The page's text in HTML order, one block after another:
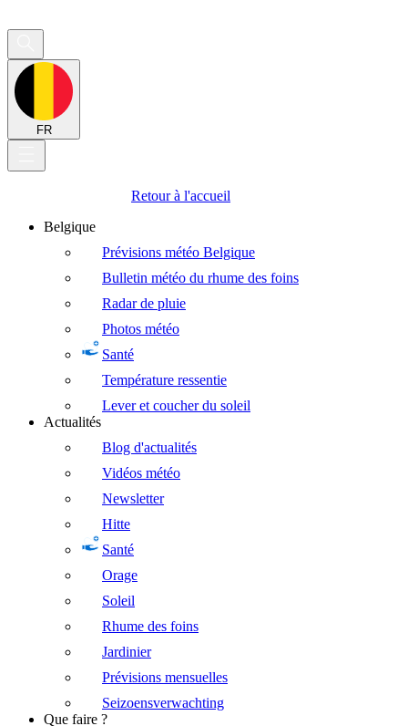
FR
Retour à l'accueil
Belgique
Prévisions météo Belgique
Bulletin météo du rhume des foins
Radar de pluie
Photos météo
Santé
Température ressentie
Lever et coucher du soleil
Actualités
Blog d'actualités
Vidéos météo
Newsletter
Hitte
Santé
Orage
Soleil
Rhume des foins
Jardinier
Prévisions mensuelles
Seizoensverwachting
Que faire ?